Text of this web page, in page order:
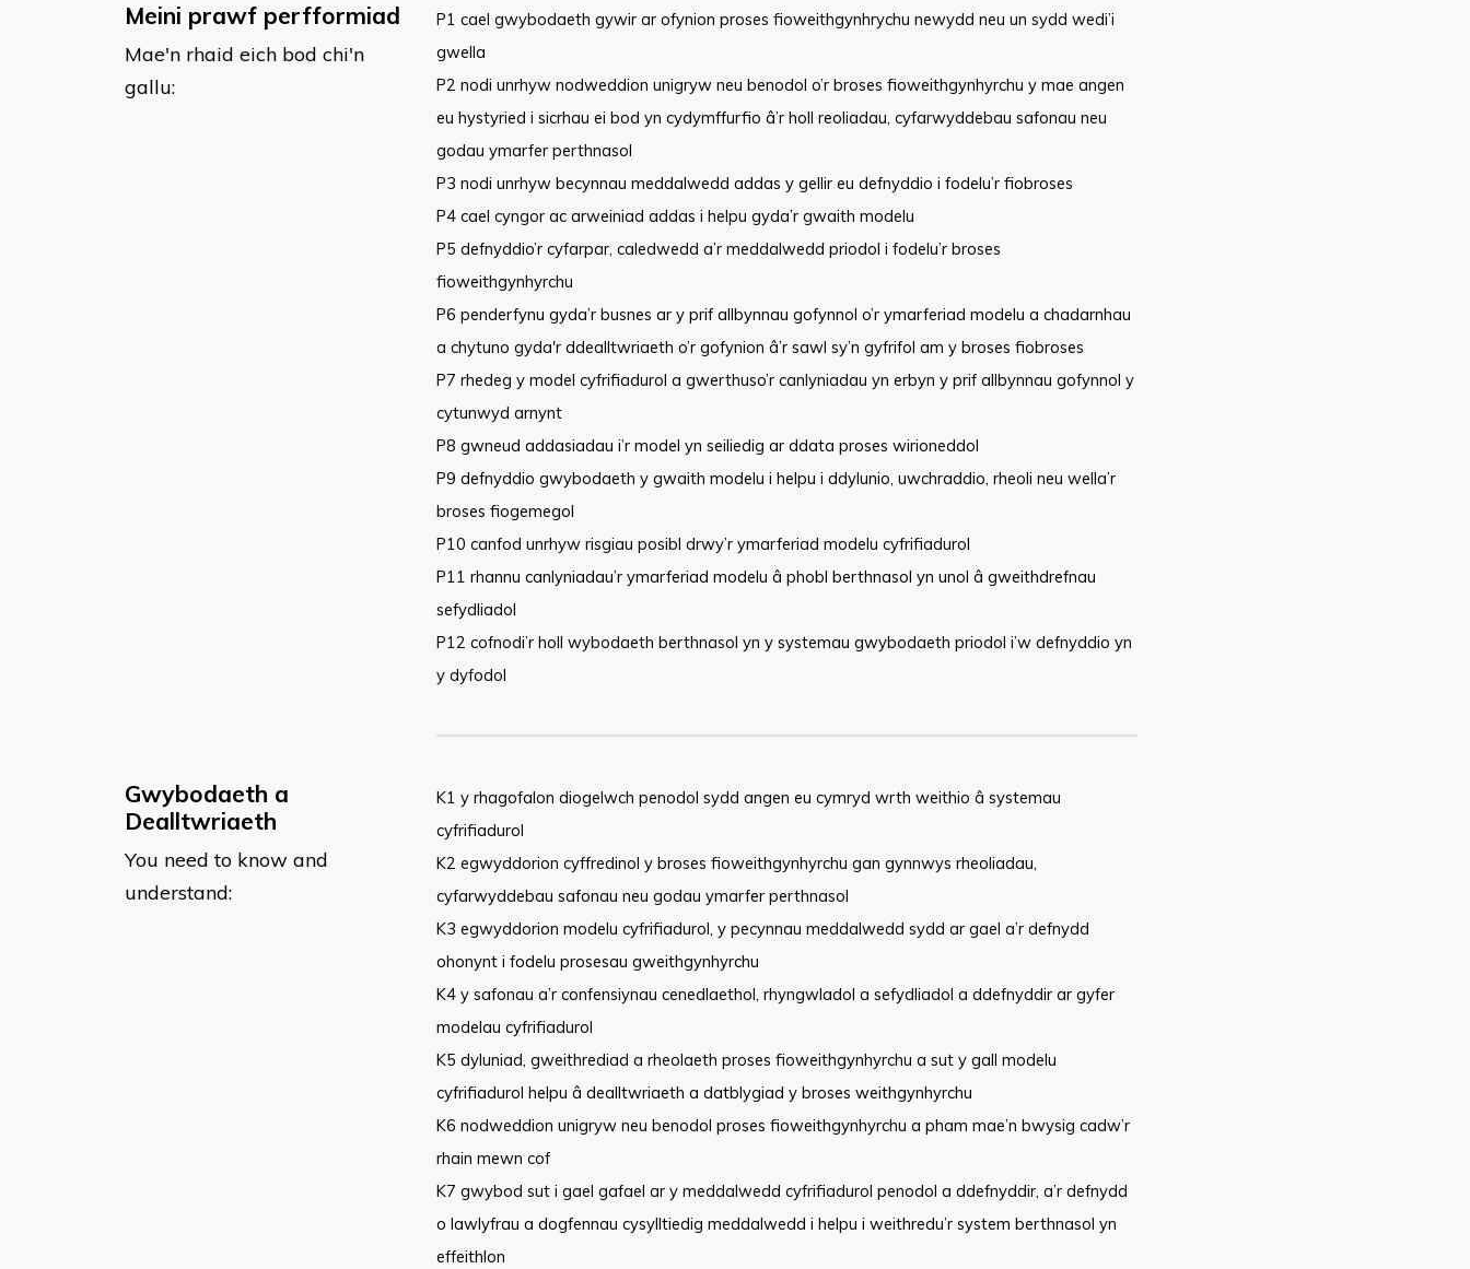
Meini prawf perfformiad
Mae'n rhaid eich bod chi'n
gallu:
​P1 cael gwybodaeth gywir ar ofynion proses fioweithgynhrychu newydd neu un sydd wedi’i
gwella
P2 nodi unrhyw nodweddion unigryw neu benodol o’r broses fioweithgynhyrchu y mae angen
eu hystyried i sicrhau ei bod yn cydymffurfio â’r holl reoliadau, cyfarwyddebau safonau neu
godau ymarfer perthnasol
P3 nodi unrhyw becynnau meddalwedd addas y gellir eu defnyddio i fodelu’r fiobroses
P4 cael cyngor ac arweiniad addas i helpu gyda’r gwaith modelu
P5 defnyddio’r cyfarpar, caledwedd a’r meddalwedd priodol i fodelu’r broses
fioweithgynhyrchu
P6 penderfynu gyda’r busnes ar y prif allbynnau gofynnol o’r ymarferiad modelu a chadarnhau
a chytuno gyda'r ddealltwriaeth o’r gofynion â’r sawl sy’n gyfrifol am y broses fiobroses
P7 rhedeg y model cyfrifiadurol a gwerthuso’r canlyniadau yn erbyn y prif allbynnau gofynnol y
cytunwyd arnynt
P8 gwneud addasiadau i’r model yn seiliedig ar ddata proses wirioneddol
P9 defnyddio gwybodaeth y gwaith modelu i helpu i ddylunio, uwchraddio, rheoli neu wella’r
broses fiogemegol
P10 canfod unrhyw risgiau posibl drwy’r ymarferiad modelu cyfrifiadurol
P11 rhannu canlyniadau’r ymarferiad modelu â phobl berthnasol yn unol â gweithdrefnau
sefydliadol
P12 cofnodi’r holl wybodaeth berthnasol yn y systemau gwybodaeth priodol i’w defnyddio yn
y dyfodol
Gwybodaeth a
Dealltwriaeth
You need to know and
understand:
​K1 y rhagofalon diogelwch penodol sydd angen eu cymryd wrth weithio â systemau
cyfrifiadurol
K2 egwyddorion cyffredinol y broses fioweithgynhyrchu gan gynnwys rheoliadau,
cyfarwyddebau safonau neu godau ymarfer perthnasol
K3 egwyddorion modelu cyfrifiadurol, y pecynnau meddalwedd sydd ar gael a’r defnydd
ohonynt i fodelu prosesau gweithgynhyrchu
K4 y safonau a’r confensiynau cenedlaethol, rhyngwladol a sefydliadol a ddefnyddir ar gyfer
modelau cyfrifiadurol
K5 dyluniad, gweithrediad a rheolaeth proses fioweithgynhyrchu a sut y gall modelu
cyfrifiadurol helpu â dealltwriaeth a datblygiad y broses weithgynhyrchu
K6 nodweddion unigryw neu benodol proses fioweithgynhyrchu a pham mae’n bwysig cadw’r
rhain mewn cof
K7 gwybod sut i gael gafael ar y meddalwedd cyfrifiadurol penodol a ddefnyddir, a’r defnydd
o lawlyfrau a dogfennau cysylltiedig meddalwedd i helpu i weithredu’r system berthnasol yn
effeithlon